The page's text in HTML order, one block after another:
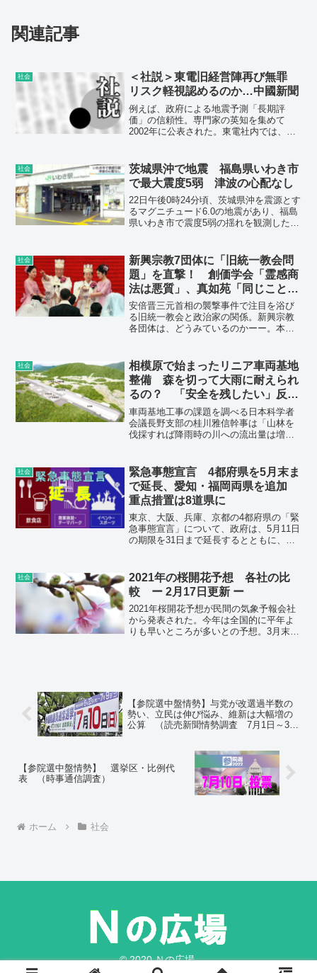
関連記事
社会
＜社説＞東電旧経営陣再び無罪
リスク軽視認めるのか…中國新聞
例えば、政府による地震予測「長期評
価」の信頼性。専門家の英知を集めて
2002年に公表された。東電社内では、そ
もかかわらず、対策を講じていなかっ
た。
社会
茨城県沖で地震 福島県いわき市
で最大震度5弱 津波の心配なし
22日午後0時24分頃、茨城県沖を震源とす
るマグニチュード6.0の地震があり、福島
県いわき市で震度5弱の揺れを観測した
揺れを観測したのはことし3月16日に起き
た福島県沖を震源とするマグニチュード
7.4の地震以来。
社会
新興宗教7団体に「旧統一教会問
題」を直撃！ 創価学会「霊感商
法は悪質」、真如苑「同じことを
繰り返している印象」
安倍晋三元首相の襲撃事件で注目を浴び
る旧統一教会と政治家の関係。新興宗教
各団体は、どうみているのかーー。本誌
社会
相模原で始まったリニア車両基地
整備 森を切って大雨に耐えられ
るの？ 「安全を残したい」反対
する地権者
車両基地工事の課題を調べる日本科学者
会議長野支部の桂川雅信幹事は「山林を
伐採すれば降雨時の川への流出量は増
もある」と説明。
社会
緊急事態宣言 4都府県を5月末ま
で延長、愛知・福岡両県を追加
重点措置は8道県に
東京、大阪、兵庫、京都の4都府県の「緊
急事態宣言」について、政府は、5月11日
の期限を31日まで延長するとともに、愛
に適用されている「まん延防止等重点措
置」については、期限を5月31日まで延長
するとともに、北海道、岐阜県、三重県
を9日から追加し、宮城県については、来
週11日の期限をもって対象から外すこと
を決めた。
社会
2021年の桜開花予想 各社の比
較 ー 2月17日更新 ー
2021年桜開花予想が民間の気象予報会社
から発表された。今年は全国的に平年よ
りも早いところが多いとの予想。3月末ま
【参院選中盤情勢】与党が改選過半数の
勢い、立民は伸び悩み、維新は大幅増の
公算 （読売新聞情勢調査 7月1日～3
【参院選中盤情勢】 選挙区・比例代
表 （時事通信調査）
ホーム 社会
© 2020 Ｎの広場.